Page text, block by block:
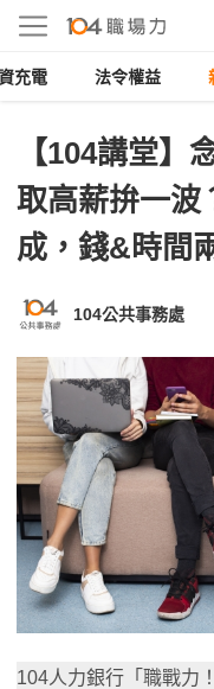
充電 法令權益
【104講堂】
取高薪拚一波
成，錢&時間
104公共事務處
104人力銀行「職戰力